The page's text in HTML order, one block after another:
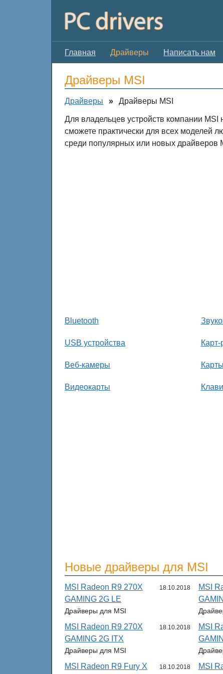
Главная Драйверы Написать нам
Драйверы MSI
Драйверы » Драйверы MSI
Для владельцев устройств компании
сможете практически для всех моделей
среди популярных или новых драйверов
Bluetooth
USB устройства
Веб-камеры
Видеокарты
Новые драйверы для MSI
MSI Radeon R9 270X
GAMING 2G LE
18.10.2018
Драйверы для MSI
MSI Radeon R9 270X
GAMING 2G ITX
18.10.2018
Драйверы для MSI
MSI Radeon R9 Fury X 18.10.2018
MSI
MSI
MSI